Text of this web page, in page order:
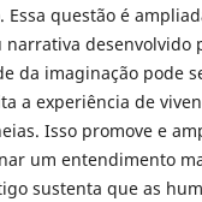
questão é
desenvolvido
da imaginação pode
a experiência de
Isso promove e
um entendimento
sustenta que as